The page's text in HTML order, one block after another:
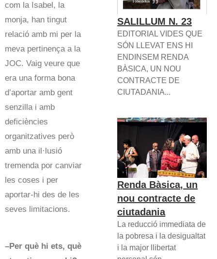
com la Isabel, la
monja, han tingut
relació amb mi per la
meva pertinença a la
JOC. Vaig veure que
era una forma bona
d’aportar amb gent
senzilla i amb
deficiències
organitzatives però
amb una il·lusió
tremenda por canviar
les coses i per
aportar-hi des de les
seves limitacions.
–Per què hi ets, què
SALILLUM N. 23
EDITORIAL VIDES QUE
SÓN LLEVAT ENS HI
ENDINSEM RENDA
BÀSICA, UN NOU
CONTRACTE DE
CIUTADANIA...
Renda Bàsica, un
nou contracte de
ciutadania
La reducció immediata de
la pobresa i la desigualtat
i la major llibertat